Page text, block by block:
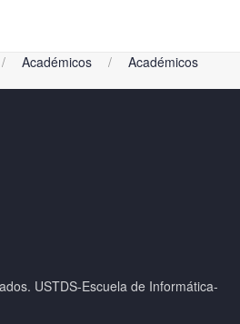
Académicos
Académicos
USTDS-Escuela de Informática-